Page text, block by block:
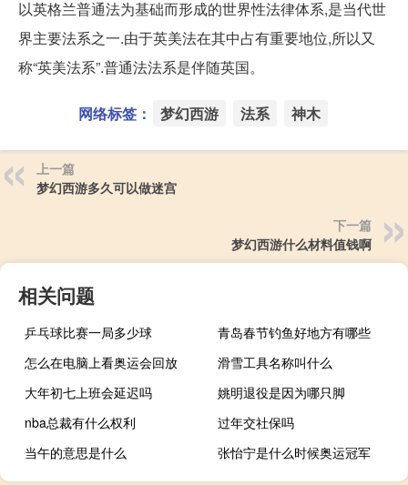
以英格兰普通法为基础而形成的世界性法律体系,是当代世
界主要法系之一.由于英美法在其中占有重要地位,所以又
称“英美法系”.普通法法系是伴随英国。
网络标签： 梦幻西游 法系 神木
上一篇
梦幻西游多久可以做迷宫
下一篇
梦幻西游什么材料值钱啊
相关问题
乒乓球比赛一局多少球
青岛春节钓鱼好地方有哪些
怎么在电脑上看奥运会回放
滑雪工具名称叫什么
大年初七上班会延迟吗
姚明退役是因为哪只脚
nba总裁有什么权利
过年交社保吗
当午的意思是什么
张怡宁是什么时候奥运冠军